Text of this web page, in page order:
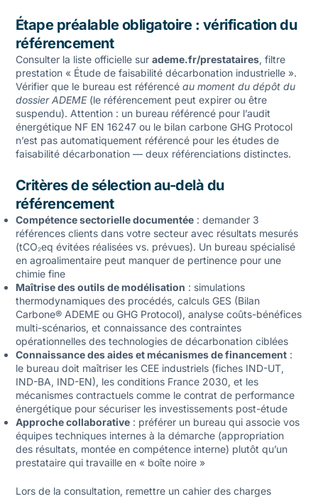
Étape préalable obligatoire : vérification du
référencement
Consulter la liste officielle sur ademe.fr/prestataires, filtre
prestation « Étude de faisabilité décarbonation industrielle ».
Vérifier que le bureau est référencé au moment du dépôt du
dossier ADEME(le référencement peut expirer ou être
suspendu). Attention : un bureau référencé pour l’audit
énergétique NF EN 16247 ou le bilan carbone GHG Protocol
n’est pas automatiquement référencé pour les études de
faisabilité décarbonation — deux référenciations distinctes.
Critères de sélection au-delà du
référencement
Compétence sectorielle documentée: demander 3
références clients dans votre secteur avec résultats mesurés
(tCO₂eq évitées réalisées vs. prévues). Un bureau spécialisé
en agroalimentaire peut manquer de pertinence pour une
chimie fine
Maîtrise des outils de modélisation : simulations
thermodynamiques des procédés, calculs GES (Bilan
Carbone® ADEME ou GHG Protocol), analyse coûts-bénéfices
multi-scénarios, et connaissance des contraintes
opérationnelles des technologies de décarbonation ciblées
Connaissance des aides et mécanismes de financement:
le bureau doit maîtriser les CEE industriels (fiches IND-UT,
IND-BA, IND-EN), les conditions France 2030, et les
mécanismes contractuels comme le contrat de performance
énergétiquepour sécuriser les investissements post-étude
Approche collaborative: préférer un bureau qui associe vos
équipes techniques internes à la démarche (appropriation
des résultats, montée en compétence interne) plutôt qu’un
prestataire qui travaille en « boîte noire »
Lors de la consultation, remettre un cahier des charges